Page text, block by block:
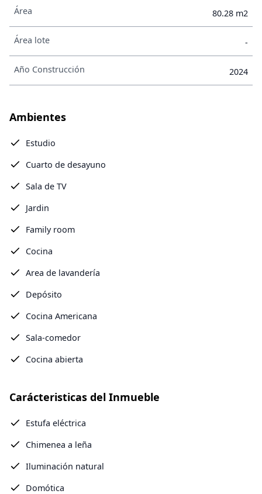
Área 80.28 m2
Área lote -
Año Construcción 2024
Ambientes
Estudio
Cuarto de desayuno
Sala de TV
Jardin
Family room
Cocina
Area de lavandería
Depósito
Cocina Americana
Sala-comedor
Cocina abierta
Carácteristicas del Inmueble
Estufa eléctrica
Chimenea a leña
Iluminación natural
Domótica